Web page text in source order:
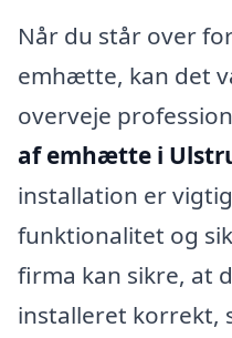
Når du står over
emhætte, kan det
overveje
af emhætte i
installation er
funktionalitet og
firma kan sikre, at
installeret korrekt,